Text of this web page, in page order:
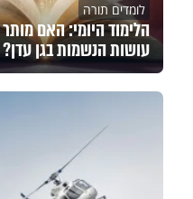
לומדים תורה
הלימוד היומי: האם
עושות הנשמות בגן עדן?